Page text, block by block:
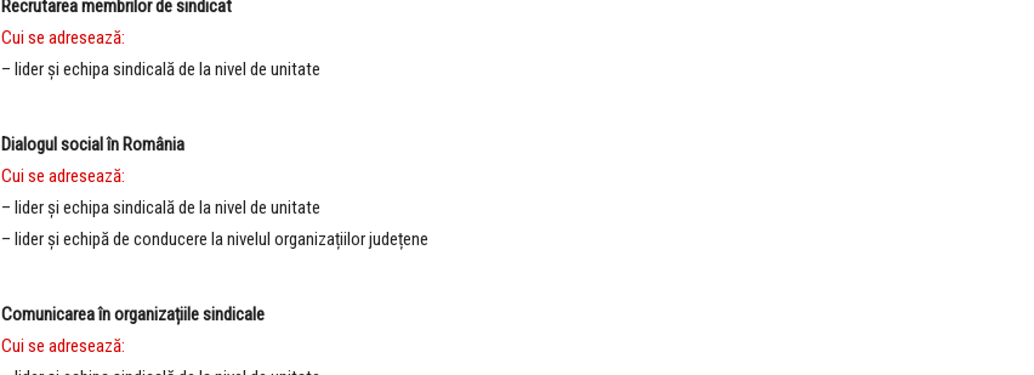
Recrutarea membrilor de sindicat
Cui se adresează:
– lider și echipa sindicală de la nivel de unitate
Dialogul social în România
Cui se adresează:
– lider și echipa sindicală de la nivel de unitate
– lider și echipă de conducere la nivelul organizațiilor județene
Comunicarea în organizațiile sindicale
Cui se adresează: